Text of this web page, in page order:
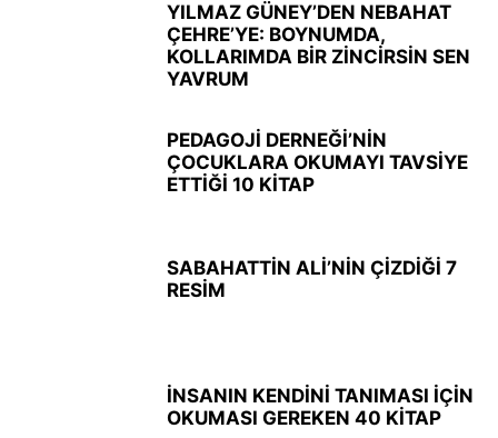
YILMAZ GÜNEY’DEN NEBAHAT
ÇEHRE’YE: BOYNUMDA,
KOLLARIMDA BİR ZİNCİRSİN SEN
YAVRUM
PEDAGOJİ DERNEĞİ’NİN
ÇOCUKLARA OKUMAYI TAVSİYE
ETTİĞİ 10 KİTAP
SABAHATTİN ALİ’NİN ÇİZDİĞİ 7
RESİM
İNSANIN KENDİNİ TANIMASI İÇİN
OKUMASI GEREKEN 40 KİTAP